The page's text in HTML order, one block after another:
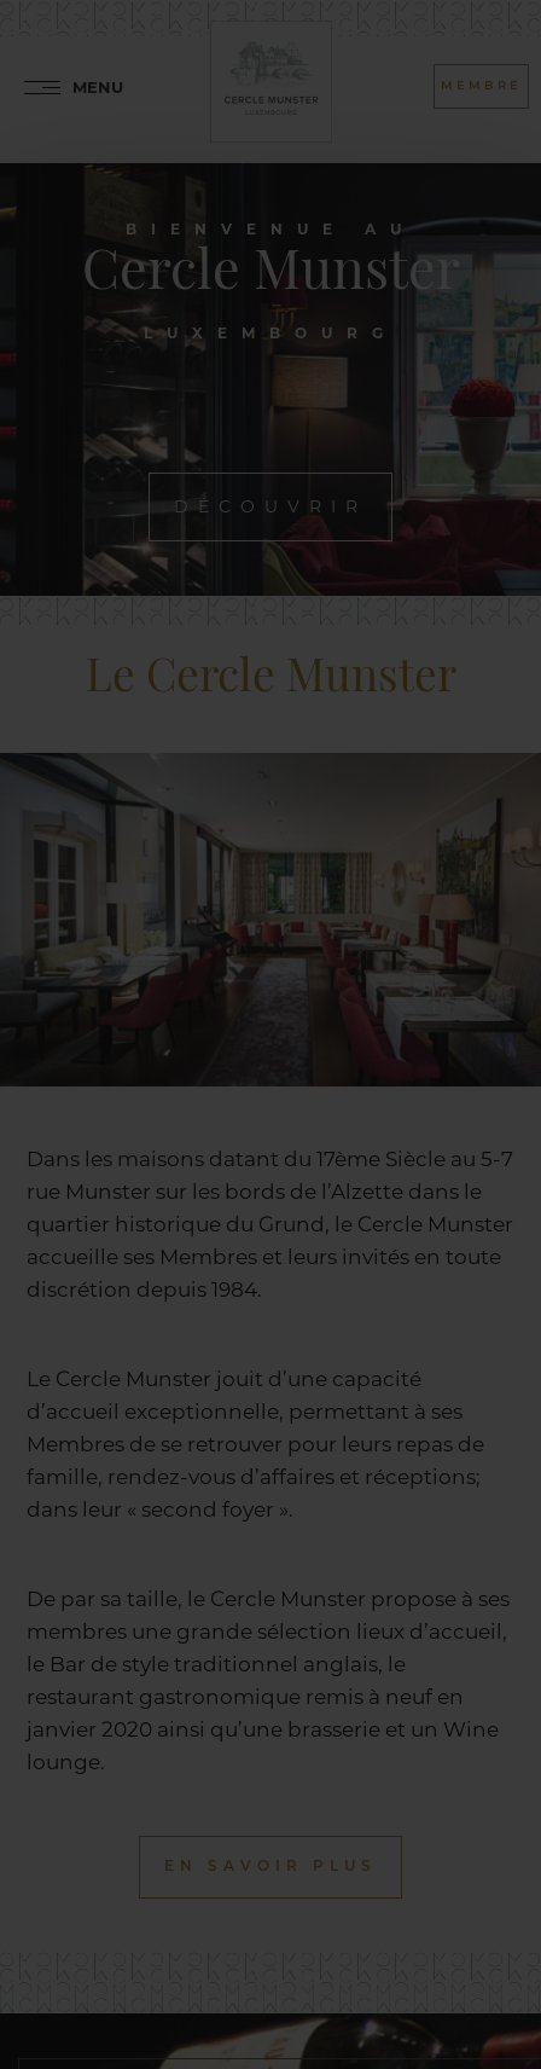
MENU MEMBRE
BIENVENUE AU
Cercle Munster
LUXEMBOURG
DÉCOUVRIR
Le Cercle Munster
Dans les maisons datant du 17ème Siècle au 5-7
rue Munster sur les bords de l’Alzette dans le
quartier historique du Grund, le Cercle Munster
accueille ses Membres et leurs invités en toute
discrétion depuis 1984.
Le Cercle Munster jouit d’une capacité
d’accueil exceptionnelle, permettant à ses
Membres de se retrouver pour leurs repas de
famille, rendez-vous d’affaires et réceptions;
dans leur « second foyer ».
De par sa taille, le Cercle Munster propose à ses
membres une grande sélection lieux d’accueil,
le Bar de style traditionnel anglais, le
restaurant gastronomique remis à neuf en
janvier 2020 ainsi qu’une brasserie et un Wine
lounge.
EN SAVOIR PLUS